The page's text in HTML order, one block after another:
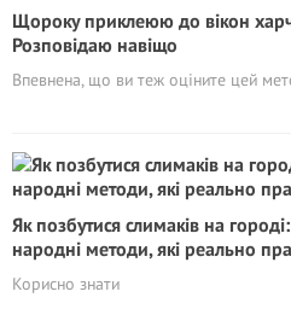
Щороку приклеюю до вікон
Розповідаю навіщо
Впевнена, що ви теж оціните цей
Як позбутися слимаків на
народні методи, які реально
Корисно знати